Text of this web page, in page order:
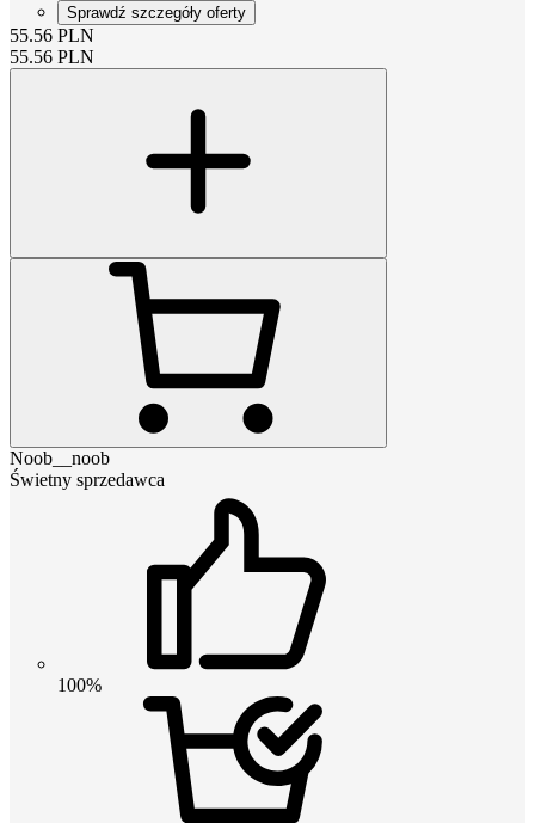
Sprawdź szczegóły oferty
55.56 PLN
55.56 PLN
Noob__noob
Świetny sprzedawca
100%